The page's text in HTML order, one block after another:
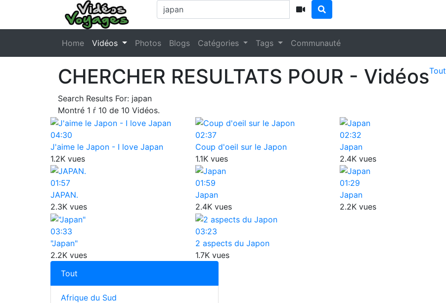
Home Vidéos Photos Blogs Catégories Tags Communauté
CHERCHER RESULTATS POUR - VidéosTout
Search Results For: japan
Montré 1 ŕ 10 de 10 Vidéos.
04:30
J'aime le Japon - I love Japan
1.2K vues
02:37
Coup d'oeil sur le Japon
1.1K vues
02:32
Japan
2.4K vues
01:57
JAPAN.
2.3K vues
01:59
Japan
2.4K vues
01:29
Japan
2.2K vues
03:33
"Japan"
2.2K vues
03:23
2 aspects du Japon
1.7K vues
Tout
Afrique du Sud